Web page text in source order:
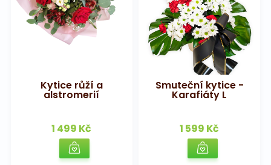
Kytice růží a
alstromerií
1 499 Kč
Smuteční kytice -
Karafiáty L
1 599 Kč